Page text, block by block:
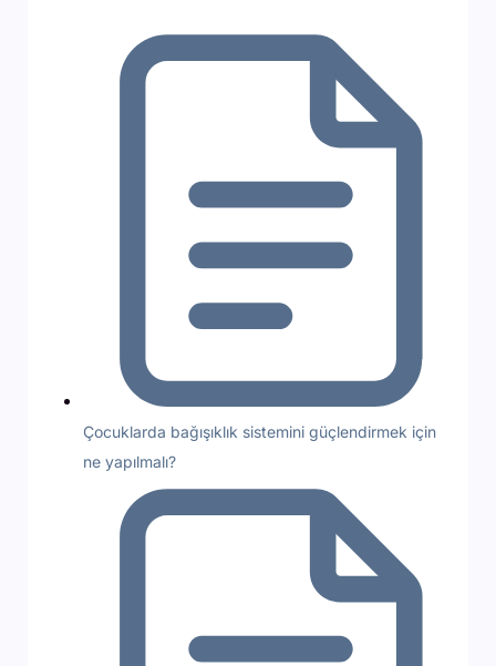
Çocuklarda bağışıklık sistemini güçlendirmek için
ne yapılmalı?